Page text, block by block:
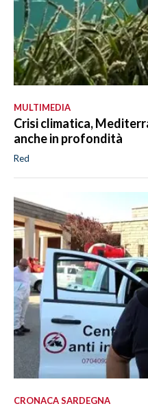
MULTIMEDIA
Crisi climatica,
anche in profondità
Red
CRONACA SARDEGNA